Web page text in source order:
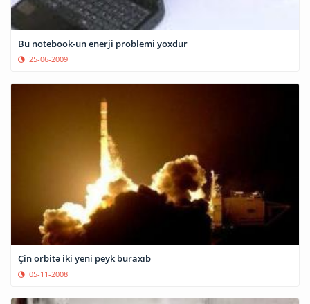
Bu notebook-un enerji problemi yoxdur
25-06-2009
Çin orbitə iki yeni peyk buraxıb
05-11-2008